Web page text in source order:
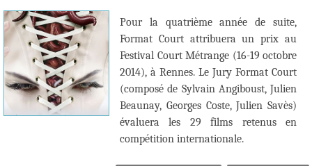
Pour la quatrième année de suite,
Format Court attribuera un prix au
Festival Court Métrange (16-19 octobre
2014), à Rennes. Le Jury Format Court
(composé de Sylvain Angiboust, Julien
Beaunay, Georges Coste, Julien Savès)
évaluera les 29 films retenus en
compétition internationale.